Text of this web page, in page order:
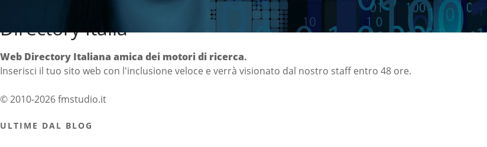
Directory Italia
Web Directory Italiana amica dei motori di ricerca.
Inserisci il tuo sito web con l'inclusione veloce e verrà visionato dal nostro staff entro 48 ore.
© 2010-2026 fmstudio.it
ULTIME DAL BLOG